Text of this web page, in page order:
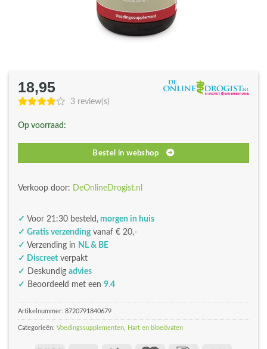
18,95
3 review(s)
Op voorraad:
Bestel in webshop
Verkoop door: DeOnlineDrogist.nl
✓ Voor 21:30 besteld, morgen in huis
✓ Gratis verzendingvanaf € 20,-
✓ Verzending in NL & BE
✓ Discreet verpakt
✓ Deskundig advies
✓ Beoordeeld met een 9.4
Artikelnummer: 8720791840679
Categorieën: Voedingssupplementen Hart en bloedvaten